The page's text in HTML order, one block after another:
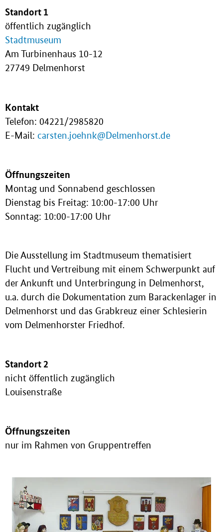
Standort 1
öffentlich zugänglich
Stadtmuseum
Am Turbinenhaus 10-12
27749 Delmenhorst
Kontakt
Telefon: 04221/2985820
E-Mail: carsten.joehnk@Delmenhorst.de
Öffnungszeiten
Montag und Sonnabend geschlossen
Dienstag bis Freitag: 10:00-17:00 Uhr
Sonntag: 10:00-17:00 Uhr
Die Ausstellung im Stadtmuseum thematisiert
Flucht und Vertreibung mit einem Schwerpunkt auf
der Ankunft und Unterbringung in Delmenhorst,
u.a. durch die Dokumentation zum Barackenlager in
Delmenhorst und das Grabkreuz einer Schlesierin
vom Delmenhorster Friedhof.
Standort 2
nicht öffentlich zugänglich
Louisenstraße
Öffnungszeiten
nur im Rahmen von Gruppentreffen